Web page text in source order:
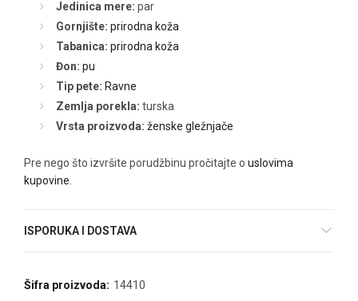
Jedinica mere: par
Gornjište: prirodna koža
Tabanica: prirodna koža
Đon: pu
Tip pete: Ravne
Zemlja porekla: turska
Vrsta proizvoda: ženske gležnjače
Pre nego što izvršite porudžbinu pročitajte o uslovima
kupovine
ISPORUKA I DOSTAVA
Šifra proizvoda: 14410